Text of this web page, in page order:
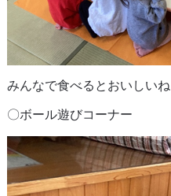
みんなで食べるとおいしいね
〇ボール遊びコーナー